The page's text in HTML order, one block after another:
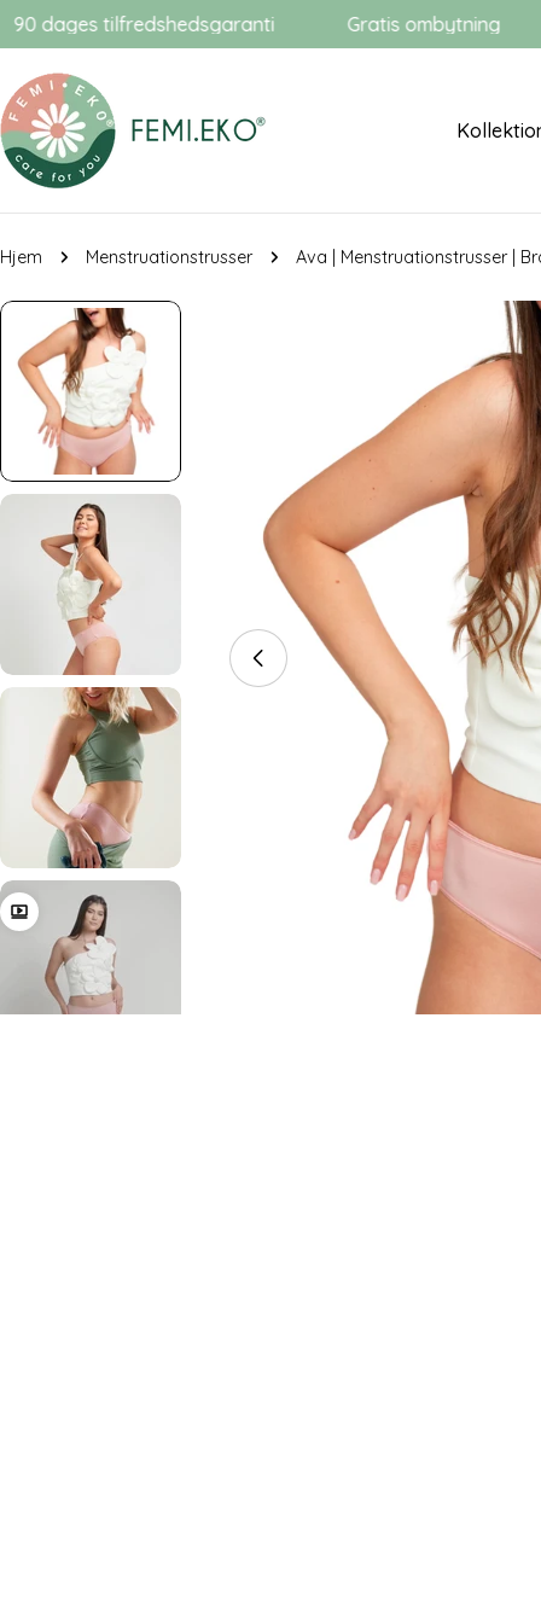
Gå
til
indhold
tilfredshedsgaranti Gratis ombytning 3 for
Hjem Menstruationstrusser Ava | Menstruationstrusser |
Åbn medie 0 i modal